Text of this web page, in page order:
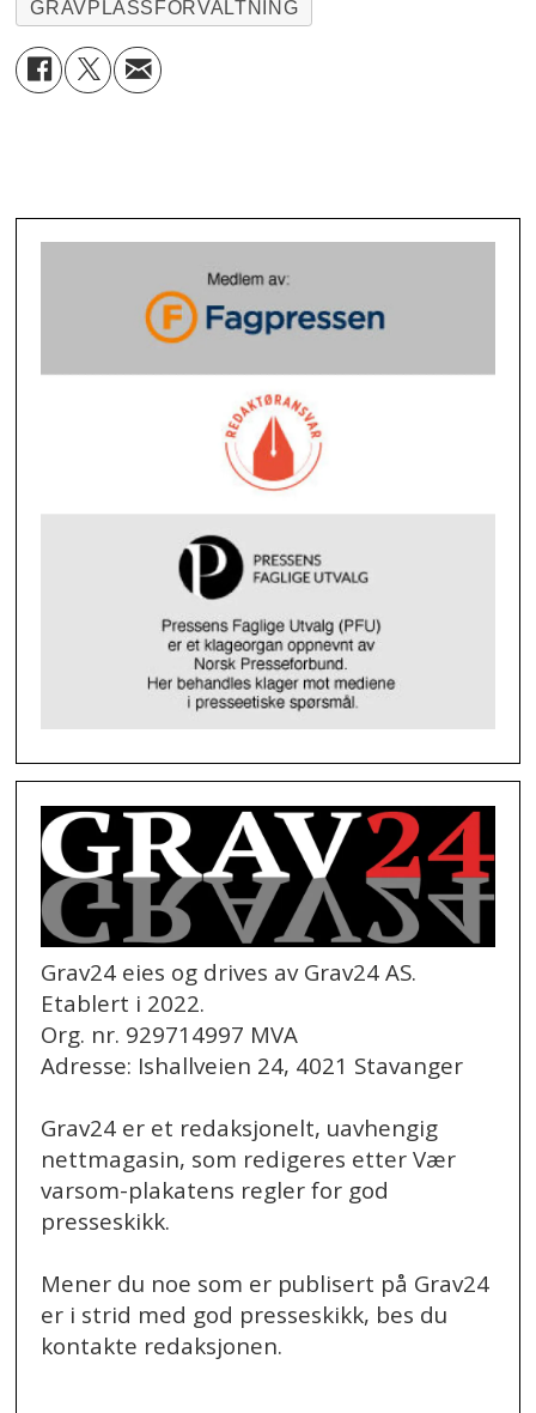
GRAVPLASSFORVALTNING
Grav24 eies og drives av Grav24 AS.
Etablert i 2022.
Org. nr. 929714997 MVA
Adresse: Ishallveien 24, 4021 Stavanger
Grav24 er et redaksjonelt, uavhengig
nettmagasin, som redigeres etter Vær
varsom-plakatens regler for god
presseskikk.
Mener du noe som er publisert på Grav24
er i strid med god presseskikk, bes du
kontakte redaksjonen.